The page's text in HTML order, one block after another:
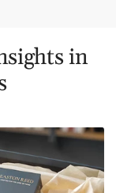
in